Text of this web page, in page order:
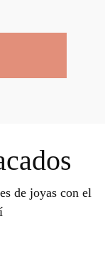
de joyas con el